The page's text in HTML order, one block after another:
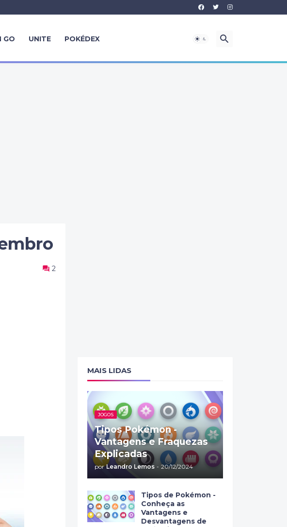
GO UNITE POKÉDEX
2
MAIS LIDAS
JOGOS
Tipos Pokémon -
Vantagens e Fraquezas
Explicadas
por Leandro Lemos - 20/12/2024
Tipos de Pokémon -
Conheça as
Vantagens e
Desvantagens de